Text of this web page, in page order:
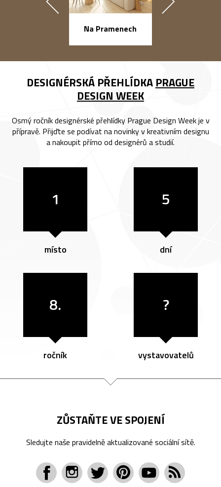
Na Pramenech
DESIGNÉRSKÁ PŘEHLÍDKA PRAGUE
DESIGN WEEK
Osmý ročník designérské přehlídky Prague Design Week je v
přípravě. Přijďte se podívat na novinky v kreativním designu
a nakoupit přímo od designérů a studií.
1
místo
5
dní
8.
ročník
?
vystavovatelů
ZŮSTAŇTE VE SPOJENÍ
Sledujte naše pravidelně aktualizované sociální sítě.